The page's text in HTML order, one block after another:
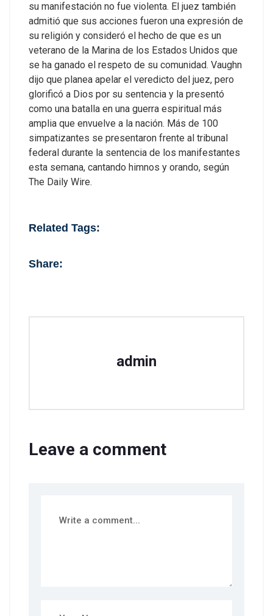
su manifestación no fue violenta. El juez también
admitió que sus acciones fueron una expresión de
su religión y consideró el hecho de que es un
veterano de la Marina de los Estados Unidos que
se ha ganado el respeto de su comunidad. Vaughn
dijo que planea apelar el veredicto del juez, pero
glorificó a Dios por su sentencia y la presentó
como una batalla en una guerra espiritual más
amplia que envuelve a la nación. Más de 100
simpatizantes se presentaron frente al tribunal
federal durante la sentencia de los manifestantes
esta semana, cantando himnos y orando, según
The Daily Wire.
Related Tags:
Share:
admin
Leave a comment